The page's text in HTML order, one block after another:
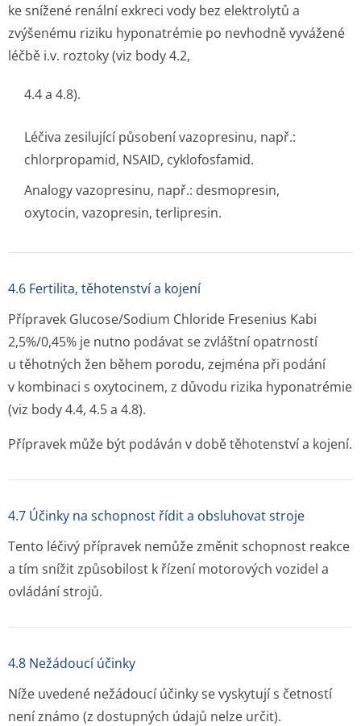
ke snížené renální exkreci vody bez elektrolytů a
zvýšenému riziku hyponatrémie po nevhodně vyvážené
léčbě i.v. roztoky (viz body 4.2,
4.4 a 4.8).
Léčiva zesilující působení vazopresinu, např.:
chlorpropamid, NSAID, cyklofosfamid.
Analogy vazopresinu, např.: desmopresin,
oxytocin, vazopresin, terlipresin.
4.6 Fertilita, těhotenství a kojení
Přípravek Glucose/Sodium Chloride Fresenius Kabi
2,5%/0,45% je nutno podávat se zvláštní opatrností
u těhotných žen během porodu, zejména při podání
v kombinaci s oxytocinem, z důvodu rizika hyponatrémie
(viz body 4.4, 4.5 a 4.8).
Přípravek může být podáván v době těhotenství a kojení.
4.7 Účinky na schopnost řídit a obsluhovat stroje
Tento léčivý přípravek nemůže změnit schopnost reakce
a tím snížit způsobilost k řízení motorových vozidel a
ovládání strojů.
4.8 Nežádoucí účinky
Níže uvedené nežádoucí účinky se vyskytují s četností
není známo (z dostupných údajů nelze určit).